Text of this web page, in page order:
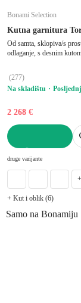
Bonami Selection
Kutna garnitura
Od samta, sklopiva/s
odlaganje, s desnim
dubina sjedala 60 cm
(277)
Na skladištu
2 268 €
druge varijante
+ Kut i oblik (6)
Samo na Bonamiju